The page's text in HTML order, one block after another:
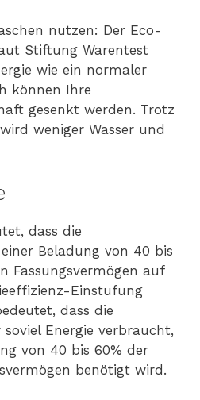
nutzen: Der Eco-
Stiftung Warentest
wie ein normaler
können Ihre
gesenkt werden. Trotz
weniger Wasser und
dass die
Beladung von 40 bis
Fassungsvermögen auf
Einstufung
dass die
Energie verbraucht,
von 40 bis 60% der
benötigt wird.